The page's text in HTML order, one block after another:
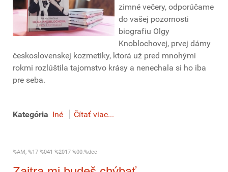
zimné večery, odporúčame
do vašej pozornosti
biografiu Olgy
Knoblochovej, prvej dámy
československej kozmetiky, ktorá už pred mnohými
rokmi rozlúštila tajomstvo krásy a nenechala si ho iba
pre seba.
Kategória Iné Čítať viac...
%AM, %17 %041 %2017 %00:%dec